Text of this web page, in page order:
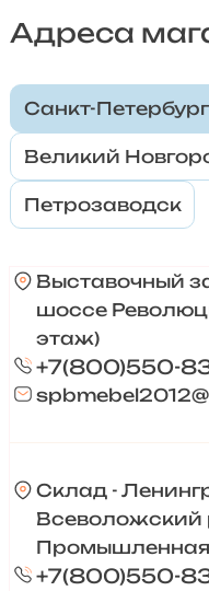
Адреса
Санкт-Петербург
Великий
Петрозаводск
Выставочный
шоссе
этаж)
+7(800)550-
Склад -
Всеволожский
+7(800)550-